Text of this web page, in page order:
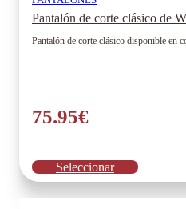
Pantalón de corte clásico de
Pantalón de corte clásico disponible en
75.95€
Seleccionar
Este
producto
tiene